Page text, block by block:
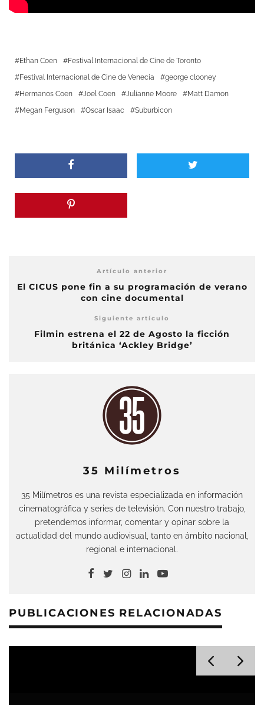
Ethan Coen
Festival Internacional de Cine de Toronto
Festival Internacional de Cine de Venecia
george clooney
Hermanos Coen
Joel Coen Julianne Moore
Matt Damon
Megan Ferguson
Oscar Isaac Suburbicon
Artículo anterior
El CICUS pone fin a su programación de verano
con cine documental
Siguiente artículo
Filmin estrena el 22 de Agosto la ficción
británica ‘Ackley Bridge’
35 Milímetros
35 Milímetros es una revista especializada en información
cinematográfica y series de televisión. Con nuestro trabajo,
pretendemos informar, comentar y opinar sobre la
actualidad del mundo audiovisual, tanto en ámbito nacional,
regional e internacional.
PUBLICACIONES RELACIONADAS